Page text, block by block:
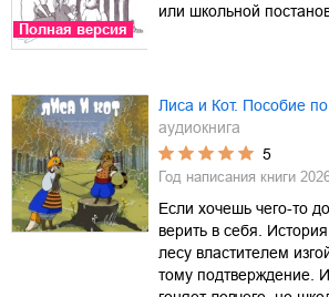
Полная версия
или школьной
Лиса и Кот. Пособие
аудиокнига
5
Год написания книги
Если хочешь чего-то
верить в себя.
лесу властителем
тому подтверждение.